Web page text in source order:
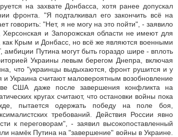
на захвате Донбасса, хотя ранее допускал
фронта. "Я подталкивал его закончить всё на
"Нет, я не могу на это пойти", - заявило
и Запорожская области не имеют для
как Крым и Донбасс, но всё же являются военными
Путина могут быть гораздо шире - вплоть
Украины левым берегом Днепра, включая
что "украинцы выдыхаются, фронт рушится и у
Украина считают маловероятным возобновление
США даже после завершения конфликта на
кругах считают, что остановки войны пока
пытается одержать победу на поле боя,
требований. Действия России явно
к переговорам", - заявил высокопоставленный
намёк Путина на "завершение" войны в Украине.